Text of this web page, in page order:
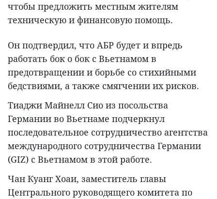
чтобы предложить местным жителям
техническую и финансовую помощь.
Он подтвердил, что АБР будет и впредь
работать бок о бок с Вьетнамом в
предотвращении и борьбе со стихийными
бедствиями, а также смягчении их рисков.
Тиаджи Майнелл Сио из посольства
Германии во Вьетнаме подчеркнул
последовательное сотрудничество агентства
международного сотрудничества Германии
(GIZ) с Вьетнамом в этой работе.
Чан Куанг Хоаи, заместитель главы
Центрального руководящего комитета по